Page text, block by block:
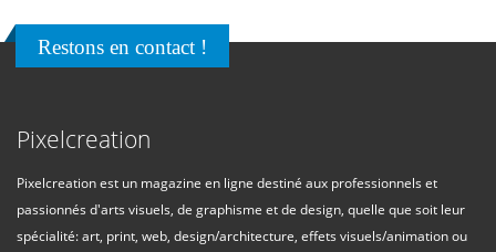
Restons en contact !
Pixelcreation
Pixelcreation est un magazine en ligne destiné aux professionnels et
passionnés d'arts visuels, de graphisme et de design, quelle que soit leur
spécialité: art, print, web, design/architecture, effets visuels/animation ou